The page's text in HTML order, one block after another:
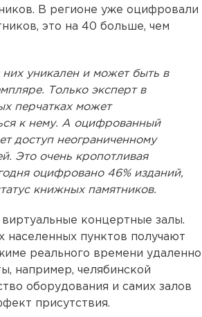
В регионе уже оцифровали
это на 40 больше, чем
уникален и может быть в
Только эксперт в
перчатках может
к нему. А оцифрованный
доступ неограниченному
Это очень кропотливая
оцифровано 46% изданий,
книжных памятников.
концертные залы.
пунктов получают
реального времени удаленно
например, челябинской
оборудования и самих залов
присутствия.